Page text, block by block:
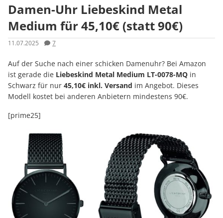
Damen-Uhr Liebeskind Metal
Medium für 45,10€ (statt 90€)
11.07.2025 7
Auf der Suche nach einer schicken Damenuhr? Bei Amazon
ist gerade die Liebeskind Metal Medium LT-0078-MQ in
Schwarz für nur 45,10€ inkl. Versand im Angebot. Dieses
Modell kostet bei anderen Anbietern mindestens 90€.
[prime25]